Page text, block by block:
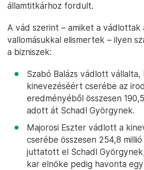
államtitkárhoz fordult.
A vád szerint – amiket a vádlottak
vallomásukkal elismertek – ilyen
a bizniszek:
Szabó Balázs vádlott vállalta,
kinevezéséért cserébe az
eredményéből összesen
adott át Schadl Györgynek.
Majorosi Eszter vádlott a
cserébe összesen 254,8
juttatott el Schadl
kar elnöke pedig havonta